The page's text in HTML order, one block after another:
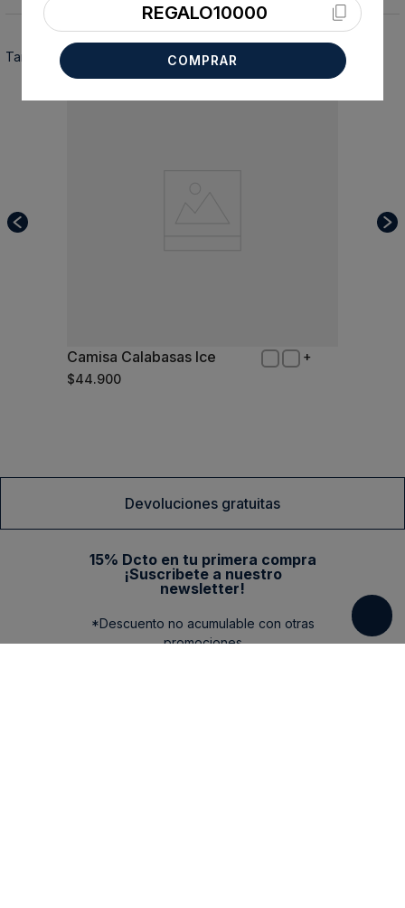
También te podría interesar
XL
Camisa Calabasas Ice
$44.900
Devoluciones gratuitas
15% Dcto en tu primera compra
¡Suscribete a nuestro
newsletter!
*Descuento no acumulable con otras
promociones
REGALO10000
COMPRAR